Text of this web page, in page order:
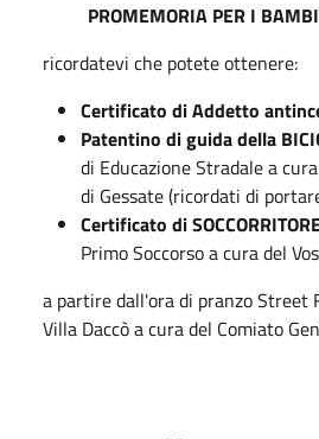
PROMEMORIA PER I
ricordatevi che potete ottenere:
Certificato di Addetto
Patentino di guida della
di Educazione Stradale a
di Gessate (ricordati di
Certificato di
Primo Soccorso a cura del
a partire dall'ora di pranzo Street
Villa Daccò a cura del Comiato